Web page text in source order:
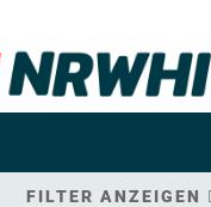
FILTER ANZEIGEN